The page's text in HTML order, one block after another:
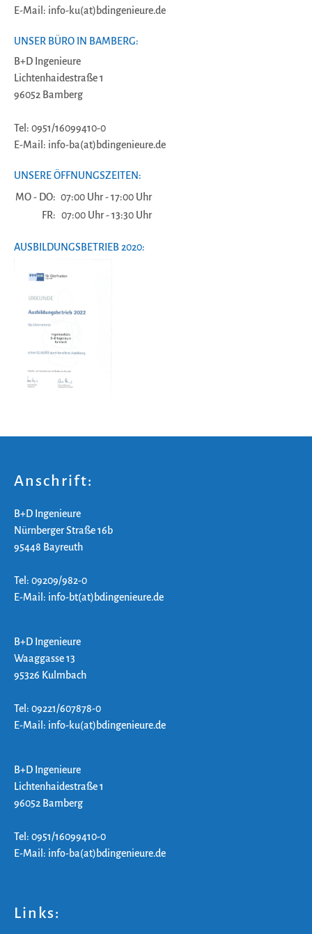
E-Mail: info-ku(at)bdingenieure.de
UNSER BÜRO IN BAMBERG:
B+D Ingenieure
Lichtenhaidestraße 1
96052 Bamberg
Tel: 0951/16099410-0
E-Mail: info-ba(at)bdingenieure.de
UNSERE ÖFFNUNGSZEITEN:
MO - DO: 07:00 Uhr - 17:00 Uhr
FR: 07:00 Uhr - 13:30 Uhr
AUSBILDUNGSBETRIEB 2020:
Anschrift:
B+D Ingenieure
Nürnberger Straße 16b
95448 Bayreuth
Tel: 09209/982-0
E-Mail: info-bt(at)bdingenieure.de
B+D Ingenieure
Waaggasse 13
95326 Kulmbach
Tel: 09221/607878-0
E-Mail: info-ku(at)bdingenieure.de
B+D Ingenieure
Lichtenhaidestraße 1
96052 Bamberg
Tel: 0951/16099410-0
E-Mail: info-ba(at)bdingenieure.de
Links: